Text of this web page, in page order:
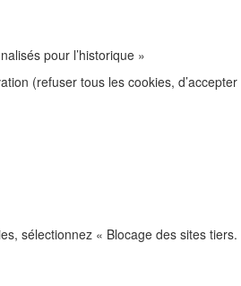
pour l’historique »
(refuser tous les cookies,
sélectionnez « Blocage des sites tiers.